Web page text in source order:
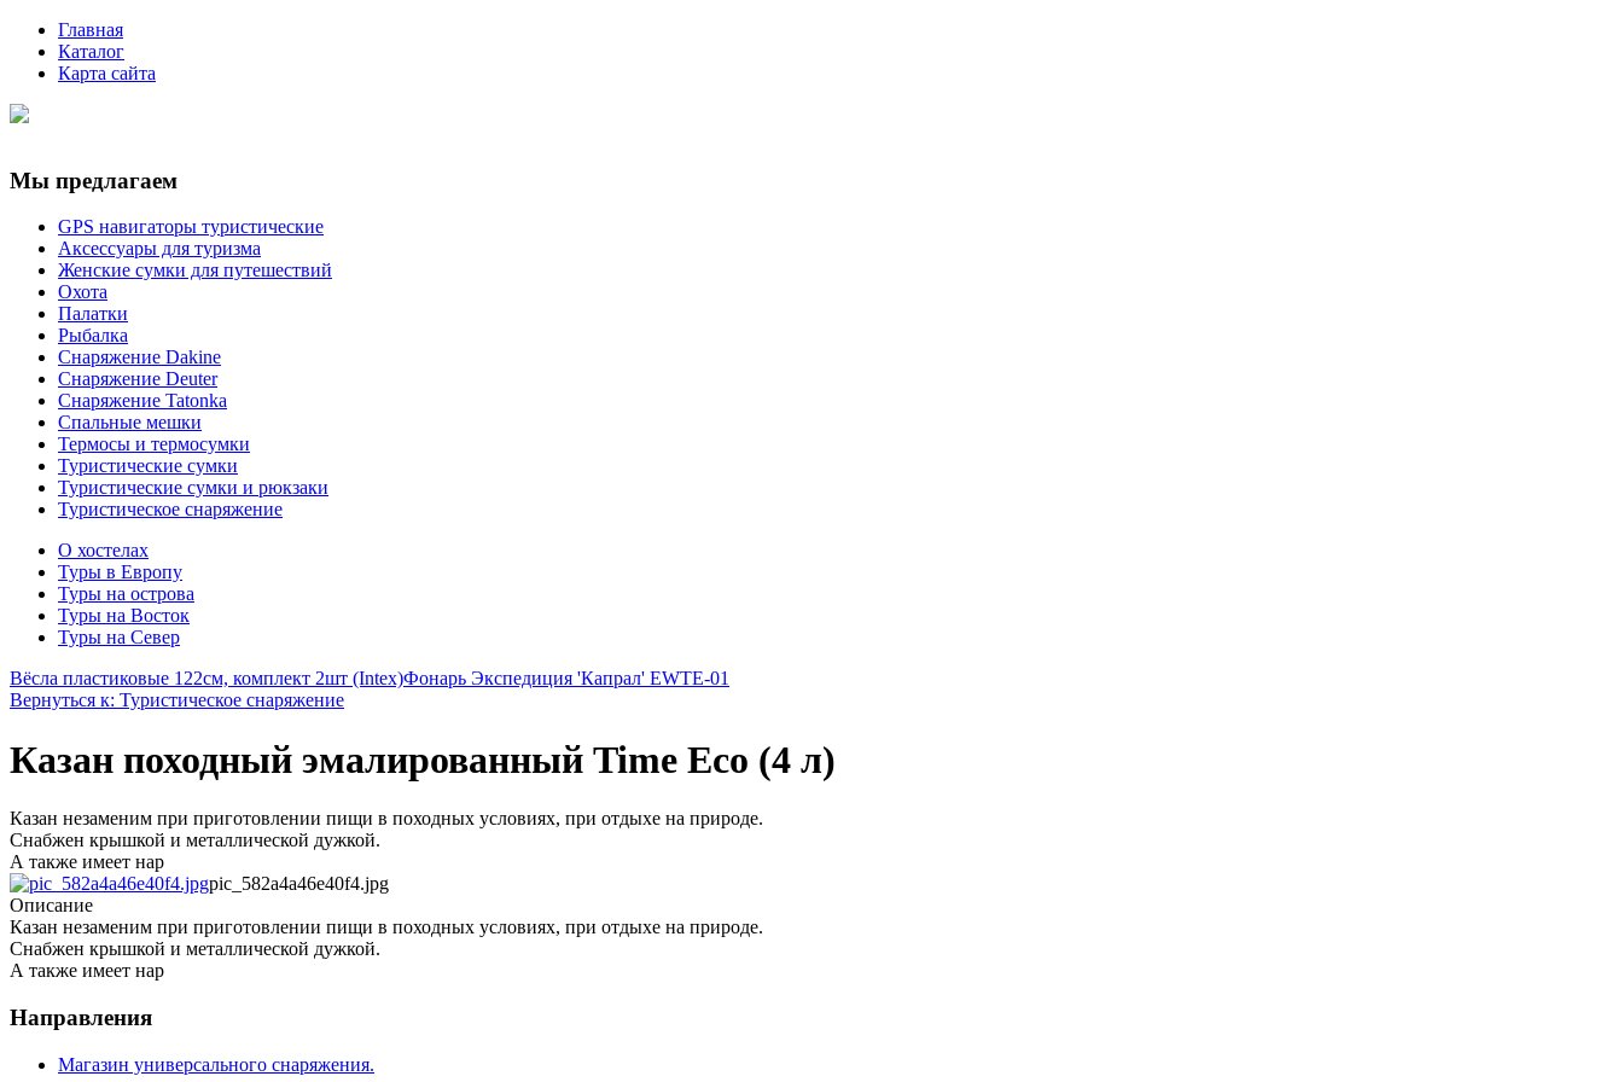
Главная
Каталог
Карта сайта
Мы предлагаем
GPS навигаторы туристические
Аксессуары для туризма
Женские сумки для путешествий
Охота
Палатки
Рыбалка
Снаряжение Dakine
Снаряжение Deuter
Снаряжение Tatonka
Спальные мешки
Термосы и термосумки
Туристические сумки
Туристические сумки и рюкзаки
Туристическое снаряжение
О хостелах
Туры в Европу
Туры на острова
Туры на Восток
Туры на Север
Вёсла пластиковые 122см, комплект 2шт (Intex)Фонарь Экспедиция 'Капрал' EWTE-01
Вернуться к: Туристическое снаряжение
Казан походный эмалированный Time Eco (4 л)
Казан незаменим при приготовлении пищи в походных условиях, при отдыхе на природе.
Снабжен крышкой и металлической дужкой.
А также имеет нар
pic_582a4a46e40f4.jpg
Описание
Казан незаменим при приготовлении пищи в походных условиях, при отдыхе на природе.
Снабжен крышкой и металлической дужкой.
А также имеет нар
Направления
Магазин универсального снаряжения.